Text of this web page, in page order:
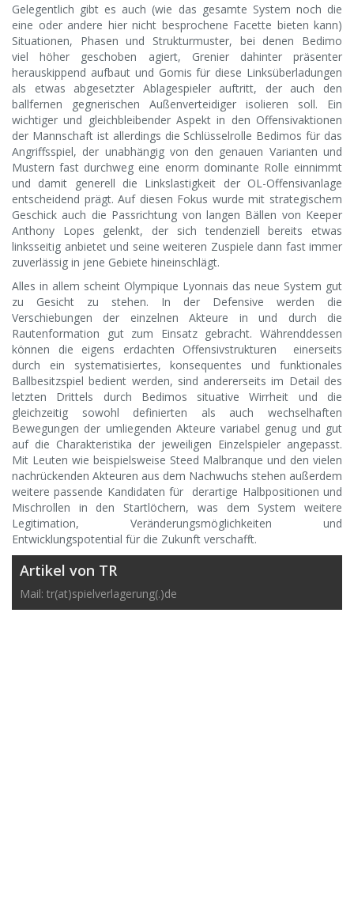
Gelegentlich gibt es auch (wie das gesamte System noch die
eine oder andere hier nicht besprochene Facette bieten kann)
Situationen, Phasen und Strukturmuster, bei denen Bedimo
viel höher geschoben agiert, Grenier dahinter präsenter
herauskippend aufbaut und Gomis für diese Linksüberladungen
als etwas abgesetzter Ablagespieler auftritt, der auch den
ballfernen gegnerischen Außenverteidiger isolieren soll. Ein
wichtiger und gleichbleibender Aspekt in den Offensivaktionen
der Mannschaft ist allerdings die Schlüsselrolle Bedimos für das
Angriffsspiel, der unabhängig von den genauen Varianten und
Mustern fast durchweg eine enorm dominante Rolle einnimmt
und damit generell die Linkslastigkeit der OL-Offensivanlage
entscheidend prägt. Auf diesen Fokus wurde mit strategischem
Geschick auch die Passrichtung von langen Bällen von Keeper
Anthony Lopes gelenkt, der sich tendenziell bereits etwas
linksseitig anbietet und seine weiteren Zuspiele dann fast immer
zuverlässig in jene Gebiete hineinschlägt.
Alles in allem scheint Olympique Lyonnais das neue System gut
zu Gesicht zu stehen. In der Defensive werden die
Verschiebungen der einzelnen Akteure in und durch die
Rautenformation gut zum Einsatz gebracht. Währenddessen
können die eigens erdachten Offensivstrukturen einerseits
durch ein systematisiertes, konsequentes und funktionales
Ballbesitzspiel bedient werden, sind andererseits im Detail des
letzten Drittels durch Bedimos situative Wirrheit und die
gleichzeitig sowohl definierten als auch wechselhaften
Bewegungen der umliegenden Akteure variabel genug und gut
auf die Charakteristika der jeweiligen Einzelspieler angepasst.
Mit Leuten wie beispielsweise Steed Malbranque und den vielen
nachrückenden Akteuren aus dem Nachwuchs stehen außerdem
weitere passende Kandidaten für derartige Halbpositionen und
Mischrollen in den Startlöchern, was dem System weitere
Legitimation, Veränderungsmöglichkeiten und
Entwicklungspotential für die Zukunft verschafft.
Artikel von TR
Mail: tr(at)spielverlagerung(.)de